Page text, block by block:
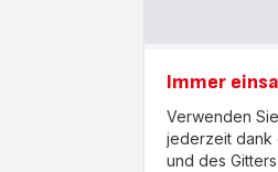
Immer
Verwenden
jederzeit dank
und des